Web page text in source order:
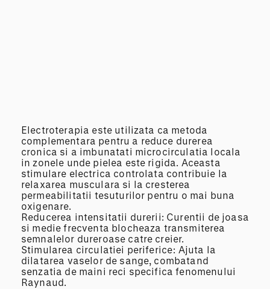
Electroterapia este utilizata ca metoda
complementara pentru a reduce durerea
cronica si a imbunatati microcirculatia locala
in zonele unde pielea este rigida. Aceasta
stimulare electrica controlata contribuie la
relaxarea musculara si la cresterea
permeabilitatii tesuturilor pentru o mai buna
oxigenare.
Reducerea intensitatii durerii: Curentii de joasa
si medie frecventa blocheaza transmiterea
semnalelor dureroase catre creier.
Stimularea circulatiei periferice: Ajuta la
dilatarea vaselor de sange, combatand
senzatia de maini reci specifica fenomenului
Raynaud.